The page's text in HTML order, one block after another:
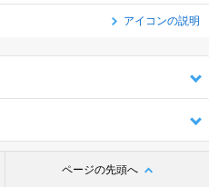
アイコンの説明
ページの先頭へ